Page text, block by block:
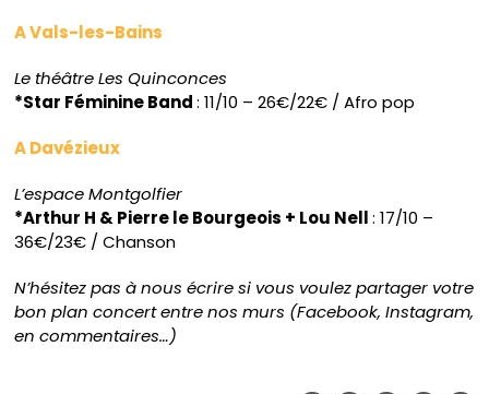
A Vals-les-Bains
Le théâtre Les Quinconces
*Star Féminine Band: 11/10 – 26€/22€ / Afro pop
A Davézieux
L’espace Montgolfier
*Arthur H & Pierre le Bourgeois + Lou Nell: 17/10 –
36€/23€ / Chanson
N’hésitez pas à nous écrire si vous voulez partager votre
bon plan concert entre nos murs (Facebook, Instagram,
en commentaires…)